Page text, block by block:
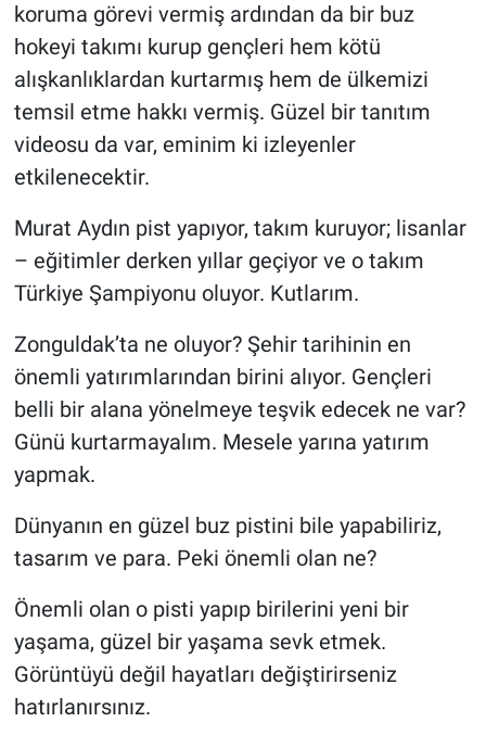
koruma görevi vermiş ardından da bir buz
hokeyi takımı kurup gençleri hem kötü
alışkanlıklardan kurtarmış hem de ülkemizi
temsil etme hakkı vermiş. Güzel bir tanıtım
videosu da var, eminim ki izleyenler
etkilenecektir.
Murat Aydın pist yapıyor, takım kuruyor; lisanlar
– eğitimler derken yıllar geçiyor ve o takım
Türkiye Şampiyonu oluyor. Kutlarım.
Zonguldak’ta ne oluyor? Şehir tarihinin en
önemli yatırımlarından birini alıyor. Gençleri
belli bir alana yönelmeye teşvik edecek ne var?
Günü kurtarmayalım. Mesele yarına yatırım
yapmak.
Dünyanın en güzel buz pistini bile yapabiliriz,
tasarım ve para. Peki önemli olan ne?
Önemli olan o pisti yapıp birilerini yeni bir
yaşama, güzel bir yaşama sevk etmek.
Görüntüyü değil hayatları değiştirirseniz
hatırlanırsınız.